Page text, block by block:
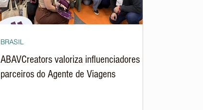
ABAVCreators valoriza influenciadores
parceiros do Agente de Viagens
BRASIL